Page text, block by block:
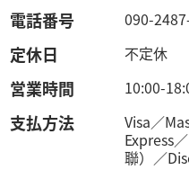
電話番号 090-­
定休日 不定休
営業時間 10:00-
支払方法
Visa／
Express
聯）／